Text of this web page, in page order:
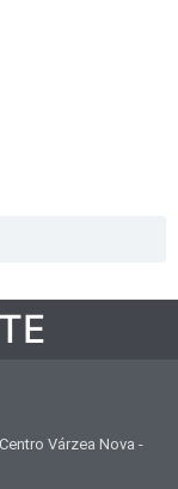
Várzea Nova -